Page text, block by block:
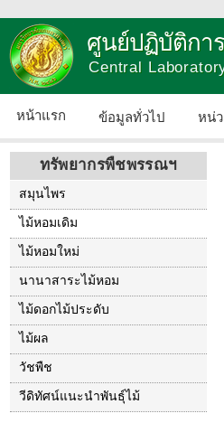
ศูนย์ปฏิบัติกา
Central
หน้าแรก ข้อมูลทั่วไป หน่
ทรัพยากรพืชพรรณฯ
สมุนไพร
ไม้หอมเดิม
ไม้หอมใหม่
นานาสาระไม้หอม
ไม้ดอกไม้ประดับ
ไม้ผล
วัชพืช
วีดิทัศน์แนะนำพันธุ์ไม้